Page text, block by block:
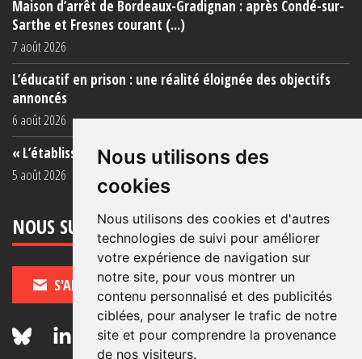
Nous utilisons des
cookies
Nous utilisons des cookies et d'autres
technologies de suivi pour améliorer
votre expérience de navigation sur
notre site, pour vous montrer un
contenu personnalisé et des publicités
ciblées, pour analyser le trafic de notre
site et pour comprendre la provenance
de nos visiteurs.
Maison d’arrêt de Bordeaux-Gradignan : après Condé-sur-
Sarthe et Fresnes courant (...)
7 août 2026
L’éducatif en prison : une réalité éloignée des objectifs
annoncés
6 août 2026
« L’établissement est une porcherie totale »
5 août 2026
NOUS SUIVRE
S'ABONNER